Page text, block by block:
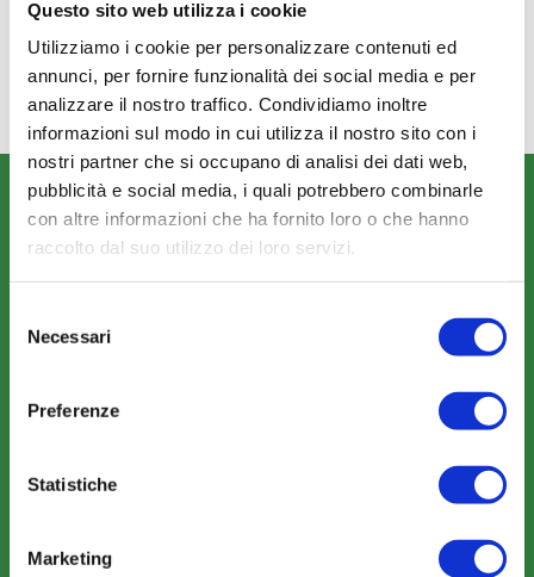
Questo sito web utilizza i cookie
Utilizziamo i cookie per personalizzare contenuti ed
annunci, per fornire funzionalità dei social media e per
analizzare il nostro traffico. Condividiamo inoltre
informazioni sul modo in cui utilizza il nostro sito con i
nostri partner che si occupano di analisi dei dati web,
pubblicità e social media, i quali potrebbero combinarle
con altre informazioni che ha fornito loro o che hanno
raccolto dal suo utilizzo dei loro servizi.
delNecessari
Preferenze
Statistiche
Marketing
CONTRATTO –CONSULTA IL
CONTRATTO CIG: B21D8B8BC7
CHI SIAMO
Fondo FonARCom
Le Parti Sociali
COSA FACCIAMO
Il Funzionamento